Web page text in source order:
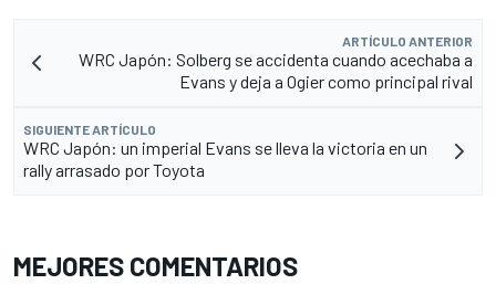
ARTÍCULO ANTERIOR
WRC Japón: Solberg se accidenta cuando acechaba a
Evans y deja a Ogier como principal rival
SIGUIENTE ARTÍCULO
WRC Japón: un imperial Evans se lleva la victoria en un
rally arrasado por Toyota
MEJORES COMENTARIOS